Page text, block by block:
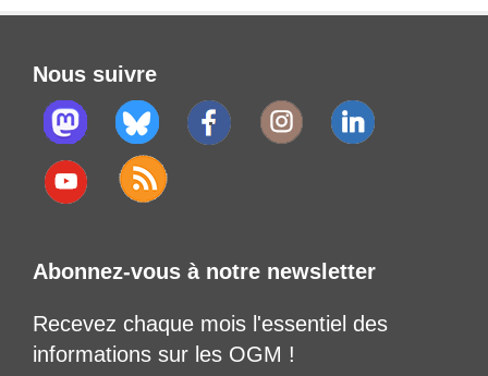
Nous suivre
Abonnez-vous à notre newsletter
Recevez chaque mois l'essentiel des
informations sur les OGM !